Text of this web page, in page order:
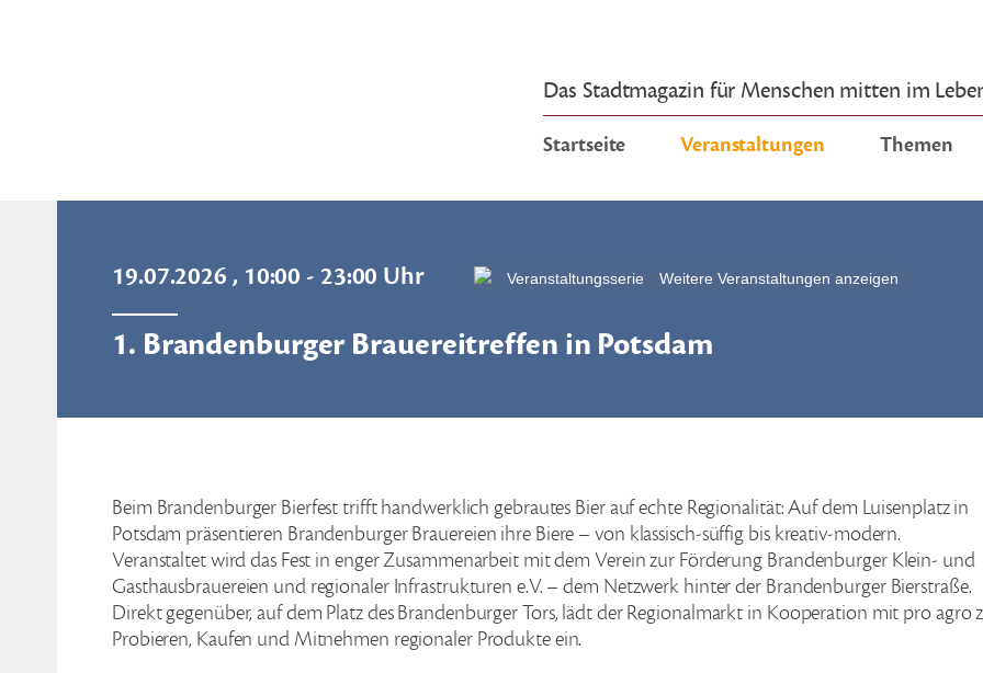
Das Stadtmagazin für Menschen mitten im
Startseite Veranstaltungen Themen
19.07.2026 , 10:00 - 23:00 Uhr Veranstaltungsserie Weitere Veranstaltungen anzeigen
1. Brandenburger Brauereitreffen in Potsdam
Beim Brandenburger Bierfest trifft handwerklich gebrautes Bier auf echte Regionalität: Auf dem Luisenplatz in
Potsdam präsentieren Brandenburger Brauereien ihre Biere – von klassisch-süffig bis kreativ-modern.
Veranstaltet wird das Fest in enger Zusammenarbeit mit dem Verein zur Förderung Brandenburger Klein- und
Gasthausbrauereien und regionaler Infrastrukturen e.V. – dem Netzwerk hinter der Brandenburger Bierstraße.
Direkt gegenüber, auf dem Platz des Brandenburger Tors, lädt der Regionalmarkt in Kooperation mit pro agro
Probieren, Kaufen und Mitnehmen regionaler Produkte ein.